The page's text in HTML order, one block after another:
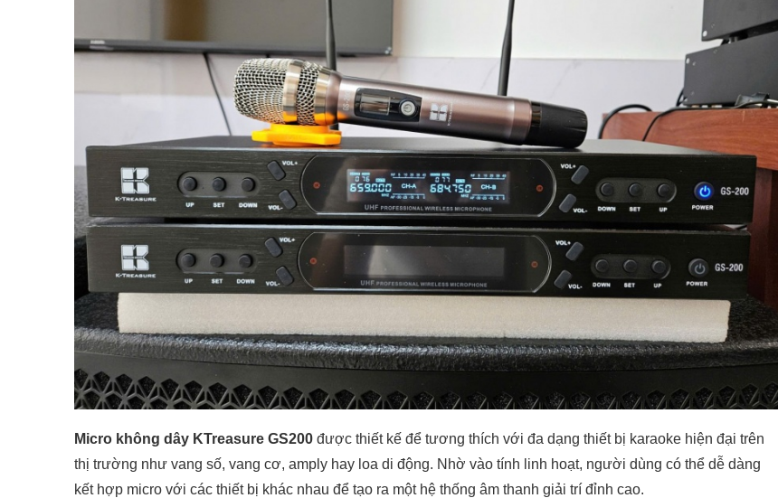
Micro không dây KTreasure GS200 được thiết kế để tương thích với đa dạng thiết bị karaoke hiện đại trên
thị trường như vang số, vang cơ, amply hay loa di động. Nhờ vào tính linh hoạt, người dùng có thể dễ dàng
kết hợp micro với các thiết bị khác nhau để tạo ra một hệ thống âm thanh giải trí đỉnh cao.